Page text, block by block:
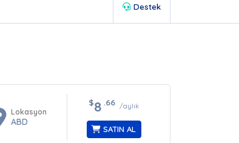
Destek
Lokasyon
ABD
$8 .66 /aylık
SATIN AL